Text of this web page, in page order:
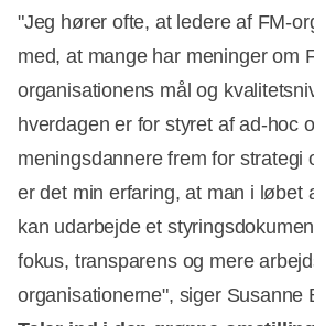
"Jeg hører ofte, at ledere af FM-
med, at mange har meninger om
organisationens mål og
hverdagen er for styret af ad-hoc
meningsdannere frem for strategi
er det min erfaring, at man i
kan udarbejde et
fokus, transparens og mere
organisationerne", siger Susanne